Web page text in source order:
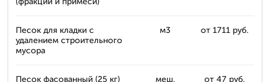
Песок для кладки с
удалением строительного
мусора
м3 от 1711 руб.
Песок фасованный (25 кг)
меш. от 47 руб.